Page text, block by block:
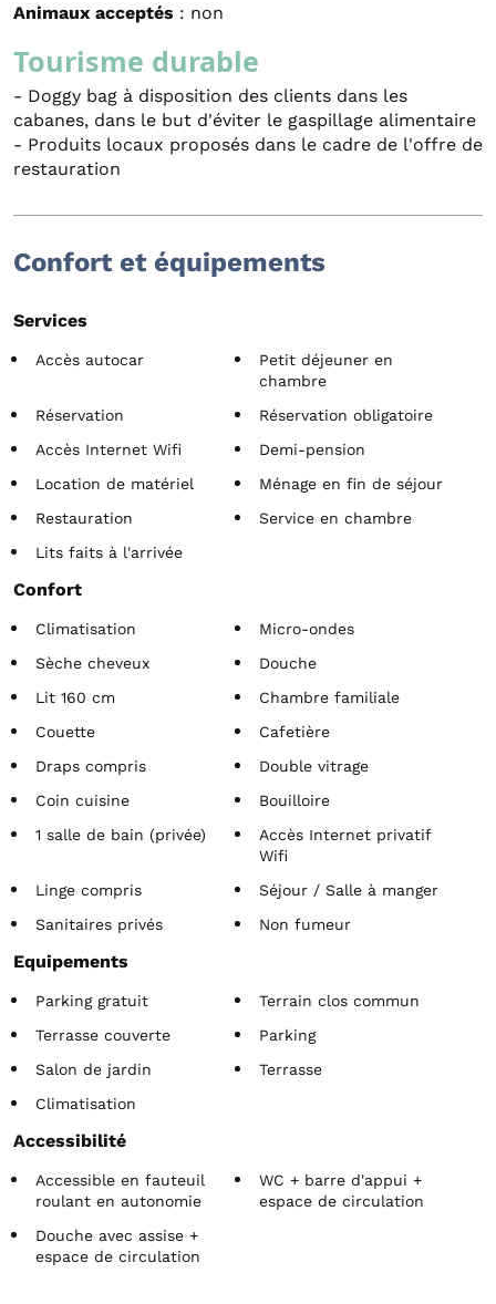
Animaux acceptés : non
Tourisme durable
- Doggy bag à disposition des clients dans les
cabanes, dans le but d'éviter le gaspillage alimentaire
- Produits locaux proposés dans le cadre de l'offre de
restauration
Confort et équipements
Services
Accès autocar
Petit déjeuner en
chambre
Réservation
Réservation obligatoire
Accès Internet Wifi
Demi-pension
Location de matériel
Ménage en fin de séjour
Restauration
Service en chambre
Lits faits à l'arrivée
Confort
Climatisation
Micro-ondes
Sèche cheveux
Douche
Lit 160 cm
Chambre familiale
Couette
Cafetière
Draps compris
Double vitrage
Coin cuisine
Bouilloire
1 salle de bain (privée)
Accès Internet privatif
Wifi
Linge compris
Séjour / Salle à manger
Sanitaires privés
Non fumeur
Equipements
Parking gratuit
Terrain clos commun
Terrasse couverte
Parking
Salon de jardin
Terrasse
Climatisation
Accessibilité
Accessible en fauteuil
roulant en autonomie
WC + barre d'appui +
espace de circulation
Douche avec assise +
espace de circulation